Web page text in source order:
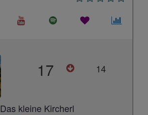
17 14
Das kleine Kircherl